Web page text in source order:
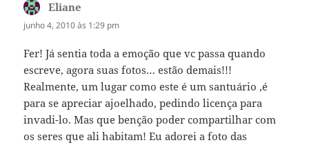
Eliane
junho 4, 2010 às 1:29 pm
Fer! Já sentia toda a emoção que vc passa quando
escreve, agora suas fotos… estão demais!!!
Realmente, um lugar como este é um santuário ,é
para se apreciar ajoelhado, pedindo licença para
invadi-lo. Mas que benção poder compartilhar com
os seres que ali habitam! Eu adorei a foto das